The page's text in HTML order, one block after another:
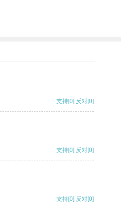
支持[0] 反对[0]
支持[0] 反对[0]
支持[0] 反对[0]